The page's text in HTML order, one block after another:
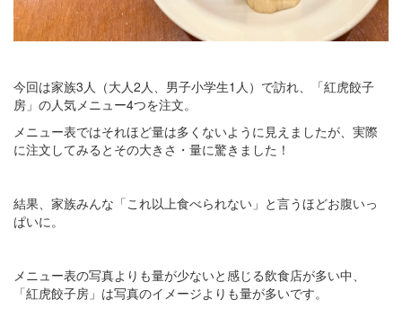
今回は家族3人（大人2人、男子小学生1人）で訪れ、「紅虎餃子
房」の人気メニュー4つを注文。
メニュー表ではそれほど量は多くないように見えましたが、実際
に注文してみるとその大きさ・量に驚きました！
結果、家族みんな「これ以上食べられない」と言うほどお腹いっ
ぱいに。
メニュー表の写真よりも量が少ないと感じる飲食店が多い中、
「紅虎餃子房」は写真のイメージよりも量が多いです。